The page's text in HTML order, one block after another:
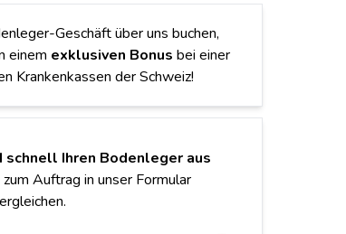
Geschäft über uns buchen,
einem exklusiven Bonus bei einer
Krankenkassen der Schweiz!
schnell Ihren Bodenleger aus
Auftrag in unser Formular